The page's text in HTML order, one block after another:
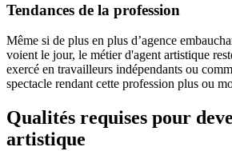
Tendances de la profession
Même si de plus en plus d’agence
voient le jour, le métier d'agent artistique
exercé en travailleurs indépendants ou
spectacle rendant cette profession plus ou
Qualités requises pour
artistique